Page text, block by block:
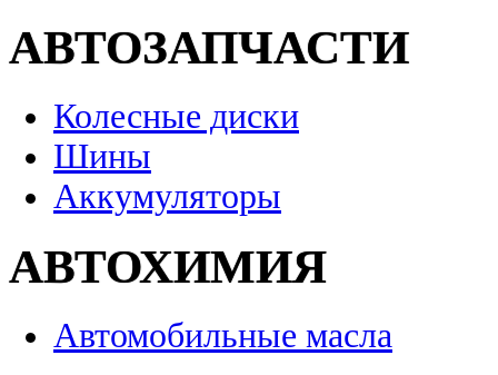
АВТОЗАПЧАСТИ
Колесные диски
Шины
Аккумуляторы
АВТОХИМИЯ
Автомобильные масла